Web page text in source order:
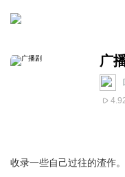
广
收录一些自己过往的渣作。